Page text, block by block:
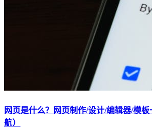
网页是什么？网页制作/设计/编辑器/模
航）